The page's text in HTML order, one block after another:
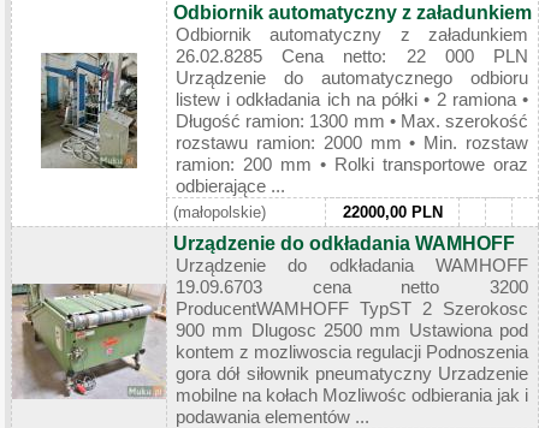
Odbiornik automatyczny z załadunkiem
Odbiornik automatyczny z załadunkiem
26.02.8285 Cena netto: 22 000 PLN
Urządzenie do automatycznego odbioru
listew i odkładania ich na półki • 2 ramiona •
Długość ramion: 1300 mm • Max. szerokość
rozstawu ramion: 2000 mm • Min. rozstaw
ramion: 200 mm • Rolki transportowe oraz
odbierające ...
(małopolskie) 22000,00 PLN
Urządzenie do odkładania WAMHOFF
Urządzenie do odkładania WAMHOFF
19.09.6703 cena netto 3200
ProducentWAMHOFF TypST 2 Szerokosc
900 mm Dlugosc 2500 mm Ustawiona pod
kontem z mozliwoscia regulacji Podnoszenia
gora dół siłownik pneumatyczny Urzadzenie
mobilne na kołach Mozliwośc odbierania jak i
podawania elementów ...